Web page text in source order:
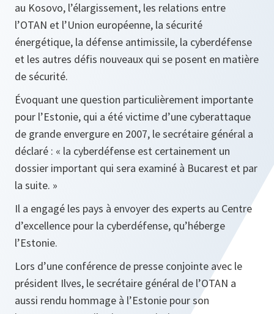
au Kosovo, l’élargissement, les relations entre
l’OTAN et l’Union européenne, la sécurité
énergétique, la défense antimissile, la cyberdéfense
et les autres défis nouveaux qui se posent en matière
de sécurité.
Évoquant une question particulièrement importante
pour l’Estonie, qui a été victime d’une cyberattaque
de grande envergure en 2007, le secrétaire général a
déclaré : « la cyberdéfense est certainement un
dossier important qui sera examiné à Bucarest et par
la suite. »
Il a engagé les pays à envoyer des experts au Centre
d’excellence pour la cyberdéfense, qu’héberge
l’Estonie.
Lors d’une conférence de presse conjointe avec le
président Ilves, le secrétaire général de l’OTAN a
aussi rendu hommage à l’Estonie pour son